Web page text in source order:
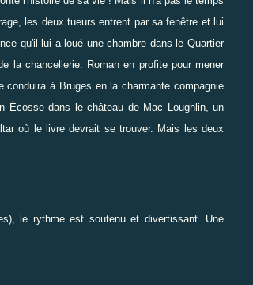
les deux tueurs entrent par sa fenêtre et lui
qu'il lui a loué une chambre dans le Quartier
la chancellerie. Roman en profite pour mener
à Bruges en la charmante compagnie
Écosse dans le château de Mac Loughlin, un
où le livre devrait se trouver. Mais les deux
le rythme est soutenu et divertissant. Une